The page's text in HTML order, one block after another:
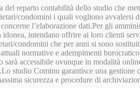
del reparto contabilità dello studio che
condomini i quali vogliono avvalersi
l’elaborazione dati.Per gli
intendano offrire ai loro clienti
condomini che per anni si sono
normative e adempimenti
sarà accessibile ovunque in modalità
studio Cominu garantisce una gestione
sicurezza e procedure di